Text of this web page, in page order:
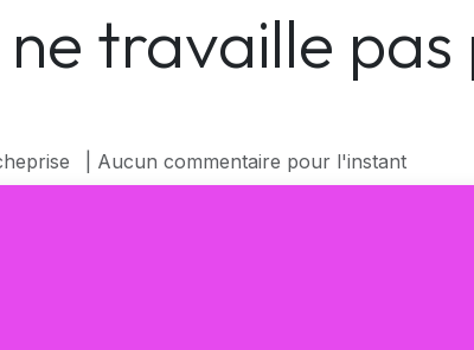
ne travaille
| Aucun commentaire pour l'instant